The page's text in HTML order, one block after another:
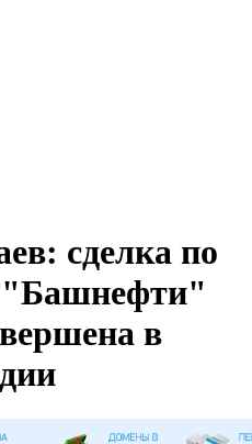
сделка по
"Башнефти"
в